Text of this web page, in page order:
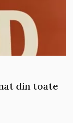
din toate